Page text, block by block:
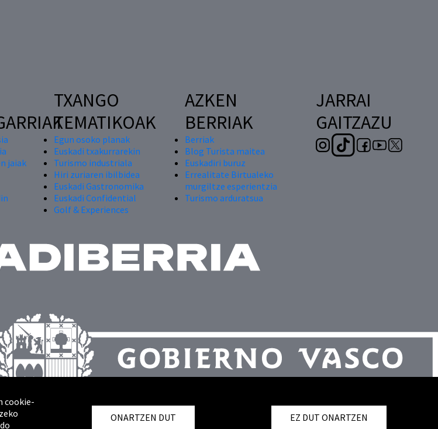
jaiak
TXANGO
TEMATIKOAK
Egun osoko planak
Euskadi txakurrarekin
Turismo industriala
Hiri zuriaren ibilbidea
Euskadi Gastronomika
Euskadi Confidential
Golf & Experiences
AZKEN
BERRIAK
Berriak
Blog Turista maitea
Euskadiri buruz
Errealitate Birtualeko
murgiltze esperientzia
Turismo arduratsua
JARRAI
GAITZAZU
cookie-
ONARTZEN DUT EZ DUT ONARTZEN